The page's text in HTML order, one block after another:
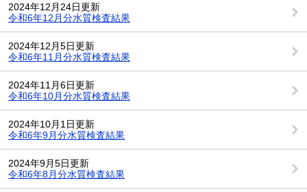
2024年12月24日更新
令和6年12月分水質検査結果
2024年12月5日更新
令和6年11月分水質検査結果
2024年11月6日更新
令和6年10月分水質検査結果
2024年10月1日更新
令和6年9月分水質検査結果
2024年9月5日更新
令和6年8月分水質検査結果